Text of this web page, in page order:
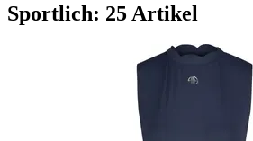
Sportlich: 25 Artikel